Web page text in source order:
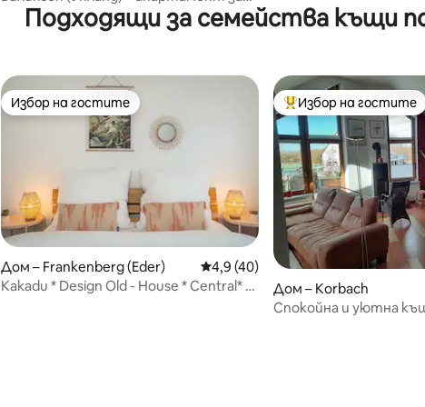
почивка
Подходящи за семейства къщи
Избор на гостите
Избор на гостите
Дом – Frankenberg (Eder) Средна оценка: 4,9 от 5, 40
4,9 (40)
Kakadu * Design Old - House * Central* 5
Най-популярен избор
Избор на гостите
Дом – Korbach
Спокойна и уютна